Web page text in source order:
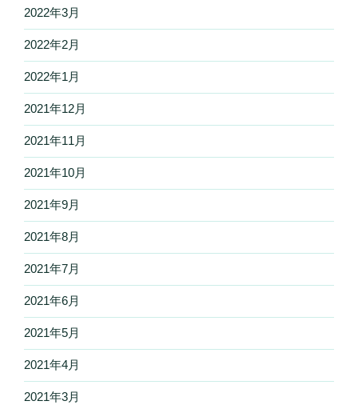
2022年3月
2022年2月
2022年1月
2021年12月
2021年11月
2021年10月
2021年9月
2021年8月
2021年7月
2021年6月
2021年5月
2021年4月
2021年3月